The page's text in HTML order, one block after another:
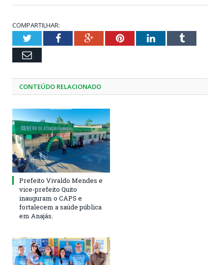
COMPARTILHAR:
TwitterFacebookGoogle+PinterestLinkedInTumblr
Email
CONTEÚDO RELACIONADO
Prefeito Vivaldo Mendes e
vice-prefeito Quito
inauguram o CAPS e
fortalecem a saúde pública
em Anajás.